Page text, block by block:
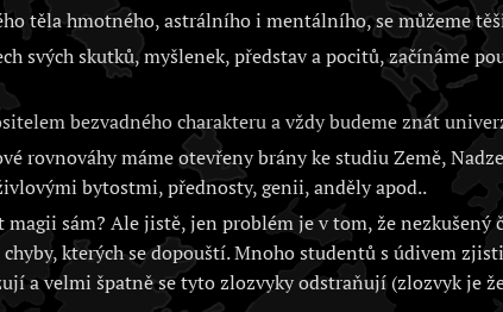
těla hmotného, astrálního i mentálního, se můžeme
svých skutků, myšlenek, představ a pocitů, začínáme
bezvadného charakteru a vždy budeme znát
rovnováhy máme otevřeny brány ke studiu Země,
bytostmi, přednosty, genii, anděly apod..
magii sám? Ale jistě, jen problém je v tom, že
kterých se dopouští. Mnoho studentů s údivem
a velmi špatně se tyto zlozvyky odstraňují (zlozvyk je